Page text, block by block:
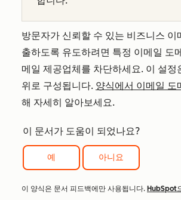
방문자가 신뢰할 수 있는 비즈니스 이
출하도록 유도하려면 특정 이메일 도
메일 제공업체를 차단하세요. 이 설정
위로 구성됩니다. 양식에서 이메일 도
해 자세히 알아보세요.
이 문서가 도움이 되었나요?
예 아니요
이 양식은 문서 피드백에만 사용됩니다. HubSpot